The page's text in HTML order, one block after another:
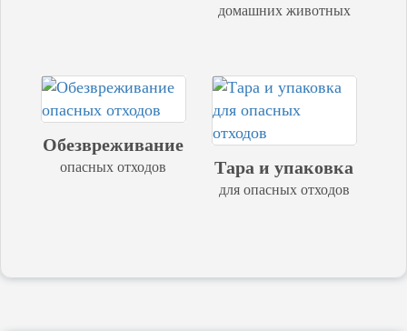
домашних животных
Обезвреживание
опасных отходов Тара и упаковка
для опасных отходов